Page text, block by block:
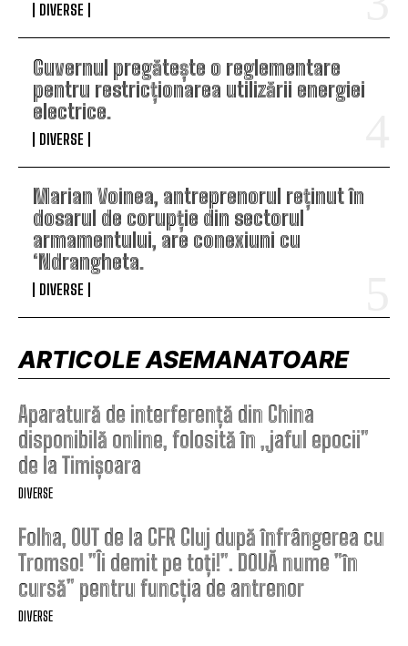
DIVERSE
Guvernul pregătește o reglementare
pentru restricționarea utilizării energiei
electrice.
DIVERSE
Marian Voinea, antreprenorul reținut în
dosarul de corupție din sectorul
armamentului, are conexiuni cu
‘Ndrangheta.
DIVERSE
ARTICOLE ASEMANATOARE
Aparatură de interferență din China
disponibilă online, folosită în „jaful epocii”
de la Timișoara
DIVERSE
Folha, OUT de la CFR Cluj după înfrângerea cu
Tromso! ”Îi demit pe toți!”. DOUĂ nume ”în
cursă” pentru funcția de antrenor
DIVERSE